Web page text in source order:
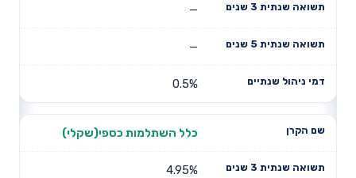
—
—
0.5%
כלל השתלמות כספי(שקלי)
4.95%